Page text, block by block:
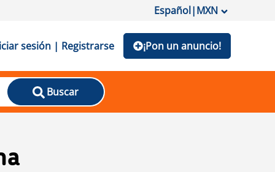
Español|MXN
sesión | Registrarse ¡Pon un anuncio!
Buscar